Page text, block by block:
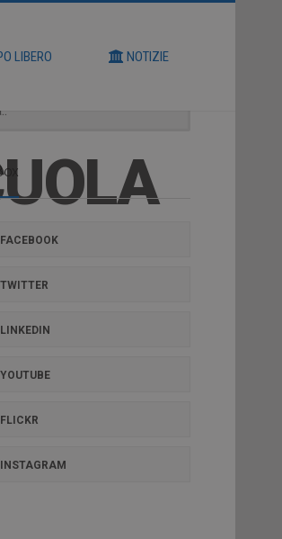
LIBERO NOTIZIE
FACEBOOK
TWITTER
LINKEDIN
YOUTUBE
FLICKR
INSTAGRAM